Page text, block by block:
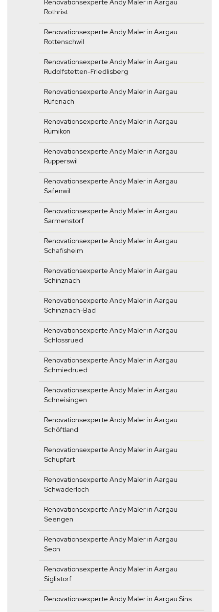
Renovationsexperte Andy Maler in Aargau
Rothrist
Renovationsexperte Andy Maler in Aargau
Rottenschwil
Renovationsexperte Andy Maler in Aargau
Rudolfstetten-Friedlisberg
Renovationsexperte Andy Maler in Aargau
Rüfenach
Renovationsexperte Andy Maler in Aargau
Rümikon
Renovationsexperte Andy Maler in Aargau
Rupperswil
Renovationsexperte Andy Maler in Aargau
Safenwil
Renovationsexperte Andy Maler in Aargau
Sarmenstorf
Renovationsexperte Andy Maler in Aargau
Schafisheim
Renovationsexperte Andy Maler in Aargau
Schinznach
Renovationsexperte Andy Maler in Aargau
Schinznach-Bad
Renovationsexperte Andy Maler in Aargau
Schlossrued
Renovationsexperte Andy Maler in Aargau
Schmiedrued
Renovationsexperte Andy Maler in Aargau
Schneisingen
Renovationsexperte Andy Maler in Aargau
Schöftland
Renovationsexperte Andy Maler in Aargau
Schupfart
Renovationsexperte Andy Maler in Aargau
Schwaderloch
Renovationsexperte Andy Maler in Aargau
Seengen
Renovationsexperte Andy Maler in Aargau
Seon
Renovationsexperte Andy Maler in Aargau
Siglistorf
Renovationsexperte Andy Maler in Aargau Sins